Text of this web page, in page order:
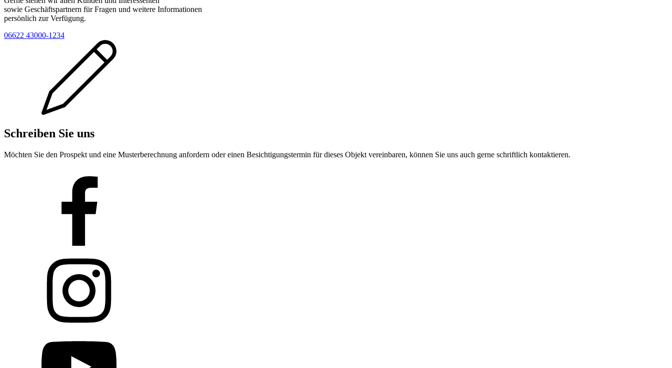
sowie Geschäftspartnern für Fragen und weitere Informationen
persönlich zur Verfügung.
06622 43000-1234
Schreiben Sie uns
Möchten Sie den Prospekt und eine Musterberechnung anfordern oder einen Besichtigungstermin für dieses Objekt vereinbaren, können Sie uns auch gerne schriftlich kontaktieren.